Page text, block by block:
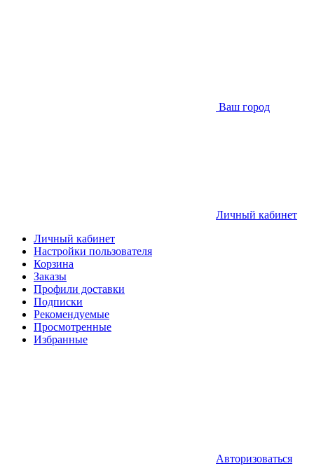
Ваш город
Личный кабинет
Личный кабинет
Настройки пользователя
Корзина
Заказы
Профили доставки
Подписки
Рекомендуемые
Просмотренные
Избранные
Авторизоваться